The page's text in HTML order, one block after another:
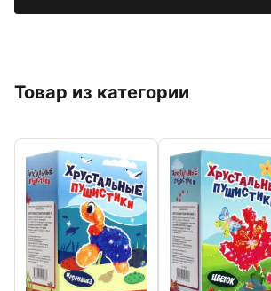
Товар из категории